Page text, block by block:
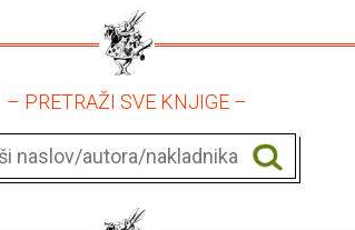
– PRETRAŽI SVE KNJIGE –